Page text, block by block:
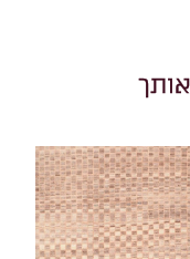
אותך